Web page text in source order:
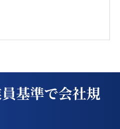
基準で会社規